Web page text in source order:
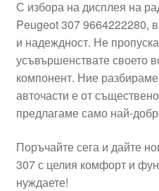
Разгледайте
Транспорт
С избора на дисплея на
Peugeot 307 9664222280,
и надеждност. Не
усъвършенствате своето
компонент. Ние
авточасти е от
предлагаме само най-
Поръчайте сега и дайте
307 с целия комфорт и
нуждаете!